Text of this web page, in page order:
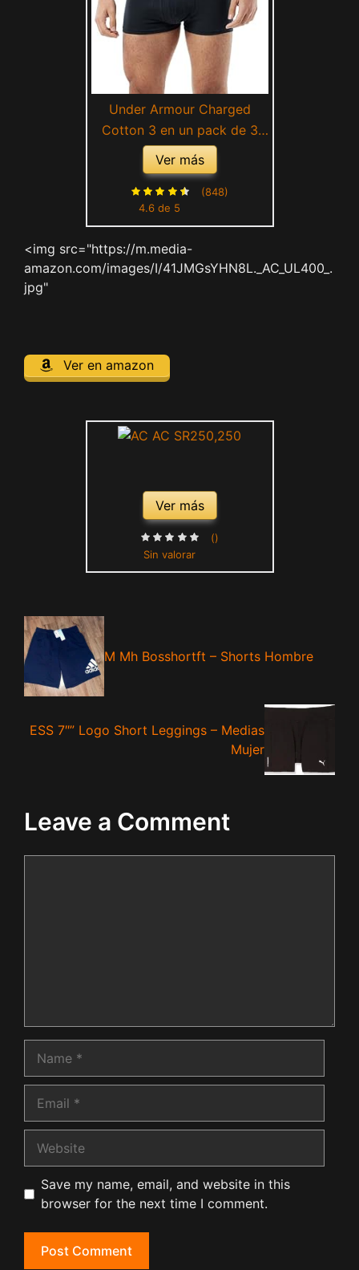
Under Armour Charged
Cotton 3 en un pack de 3
bóxers ajustados, hombre
Ver más
4.6 de 5
(848)
<img src="https://m.media-
amazon.com/images/I/41JMGsYHN8L._AC_UL400_.
jpg"
Ver en amazon
Ver más
Sin valorar
()
M Mh Bosshortft – Shorts Hombre
ESS 7″” Logo Short Leggings – Medias
Mujer
Leave a Comment
Save my name, email, and website in this
browser for the next time I comment.